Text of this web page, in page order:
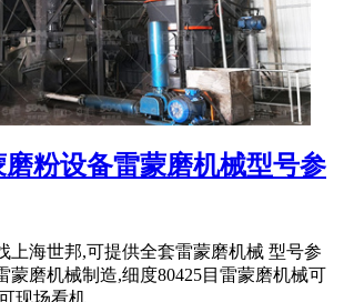
粉设备雷蒙磨机械型号参
上海世邦,可提供全套雷蒙磨机械 型号参
蒙磨机械制造,细度80425目雷蒙磨机械可
现场看机